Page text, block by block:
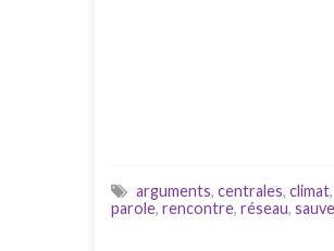
arguments, centrales, climat,
parole, rencontre, réseau,